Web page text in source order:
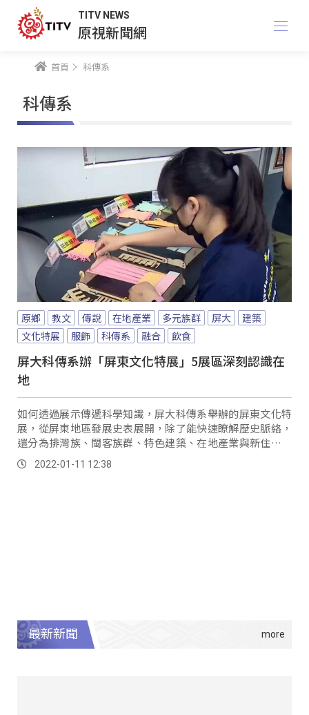
TITV NEWS
原視新聞網
首頁 科傳系
科傳系
原鄉 教文 傳說 在地產業 多元族群 屏大
建築
文化特展
服飾 科傳系 融合 飲食
屏大科傳系辦「屏東文化特展」5展區深刻認識在
地
如何透過展示傳遞科學知識，屏大科傳系舉辦的屏東文化特
展，從屏東地區發展史表展開，除了能快速瞭解歷史脈絡，
還分為排灣族、閩客族群、特色建築、在地產業與新住民五
個展區，以整合圖文版、展品、互動展具的形式呈...。
2022-01-11 12:38
最新新聞